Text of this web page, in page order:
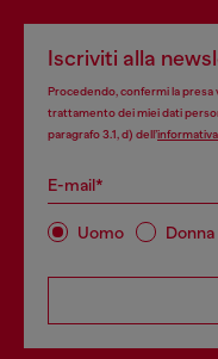
Iscriviti alla
Procedendo, confermi la presa
trattamento dei miei dati
paragrafo 3.1, d) dell’
E-mail*
Uomo Donna